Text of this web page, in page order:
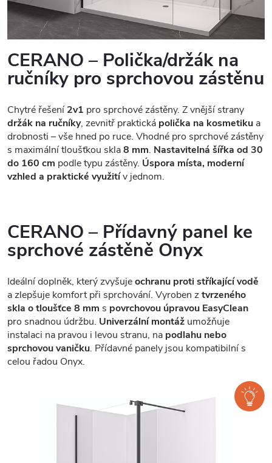
CERANO – Polička/držák na
ručníky pro sprchovou zástěnu
Chytré řešení2v1 pro sprchové zástěny. Z vnější strany
držák na ručníky, zevnitř praktická polička na kosmetiku a
drobnosti – vše hned po ruce. Vhodné pro sprchové zástěny
s maximální tloušťkou skla8 mm. Nastavitelná šířka od 30
do 160 cm podle typu zástěny. Úspora místa, moderní
vzhled a praktické využitív jednom.
CERANO – Přídavný panel ke
sprchové zástěně Onyx
Ideální doplněk, který zvyšujeochranu proti stříkající vodě
a zlepšuje komfort při sprchování. Vyroben ztvrzeného
skla o tloušťce 8 mm s povrchovou úpravou EasyClean
pro snadnou údržbu. Univerzální montáž umožňuje
instalaci na pravou i levou stranu, na podlahu nebo
sprchovou vaničku. Přídavné panely jsou kompatibilní s
celou řadou Onyx.